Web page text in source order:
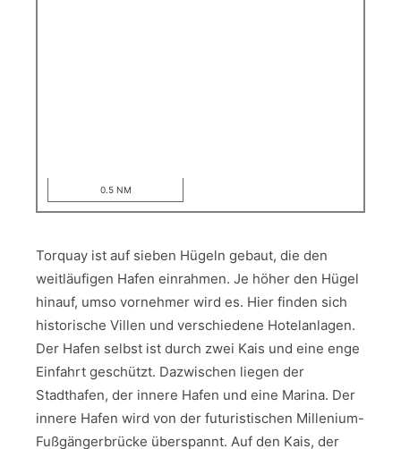
0.5 NM
Torquay ist auf sieben Hügeln gebaut, die den
weitläufigen Hafen einrahmen. Je höher den Hügel
hinauf, umso vornehmer wird es. Hier finden sich
historische Villen und verschiedene Hotelanlagen.
Der Hafen selbst ist durch zwei Kais und eine enge
Einfahrt geschützt. Dazwischen liegen der
Stadthafen, der innere Hafen und eine Marina. Der
innere Hafen wird von der futuristischen Millenium-
Fußgängerbrücke überspannt. Auf den Kais, der